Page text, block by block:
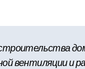
вентиляции и